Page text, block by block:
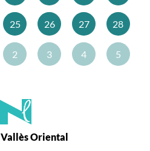
25 26 27 28
2 3 4 5
Vallès Oriental